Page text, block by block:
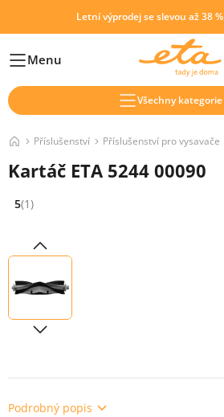
Letní výprodej se slevou až 38 %
HlavníMenu
Všechny kategorie
Příslušenství Příslušenství pro vysavače
Kartáč ETA 5244 00090
Hodnocení: 5 z 5 (1 recenzí)
5(1)
Podrobný popis